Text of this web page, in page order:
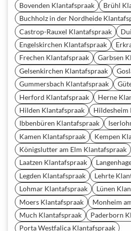
Bovenden Klantafspraak
Brühl
Buchholz in der Nordheide
Castrop-Rauxel Klantafspraak
Engelskirchen Klantafspraak
Frechen Klantafspraak
Garbsen
Gelsenkirchen Klantafspraak
Gummersbach Klantafspraak
Herford Klantafspraak
Herne
Hilden Klantafspraak
Hildesheim
Ibbenbüren Klantafspraak
Kamen Klantafspraak
Kempen
Königslutter am Elm Klantafspraak
Laatzen Klantafspraak
Legden Klantafspraak
Lehrte
Lohmar Klantafspraak
Lünen
Moers Klantafspraak
Monheim
Much Klantafspraak
Paderborn
Porta Westfalica Klantafspraak